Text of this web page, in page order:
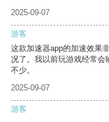
2025-09-07
游客
这款加速器app的加速效果
况了。我以前玩游戏经常会
不少。
2025-09-07
游客